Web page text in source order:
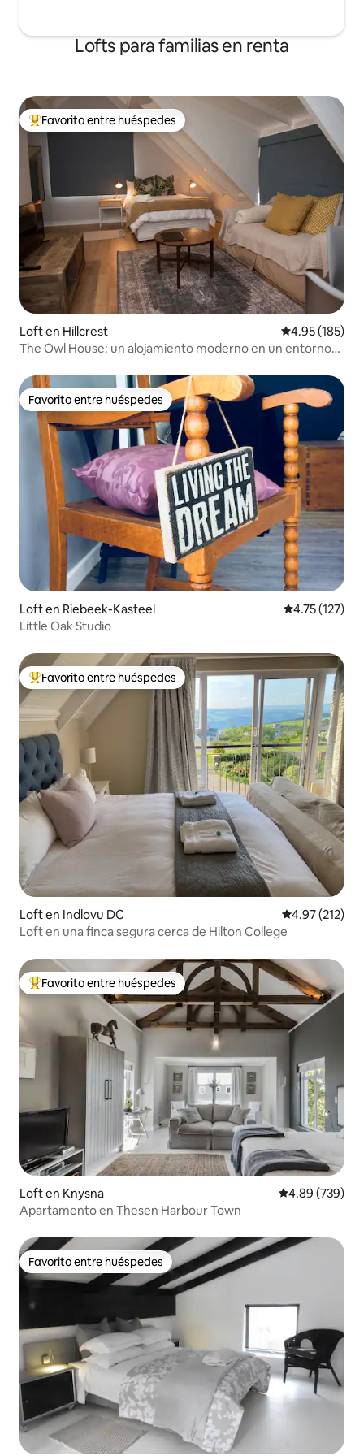
Lofts para familias en renta
De los mejores en Favorito entre huéspedes
Favorito entre huéspedes
Loft en Hillcrest Calificación
4.95 (185)
The Owl House: un alojamiento moderno en un entorno
Favorito entre huéspedes
Favorito entre huéspedes
Loft en Riebeek-Kasteel Calificación
4.75 (127)
Little Oak Studio
De los mejores en Favorito entre huéspedes
Favorito entre huéspedes
Loft en Indlovu DC Calificación
4.97 (212)
Loft en una finca segura cerca de Hilton College
De los mejores en Favorito entre huéspedes
Favorito entre huéspedes
Loft en Knysna Calificación
4.89 (739)
Apartamento en Thesen Harbour Town
Favorito entre huéspedes
Favorito entre huéspedes